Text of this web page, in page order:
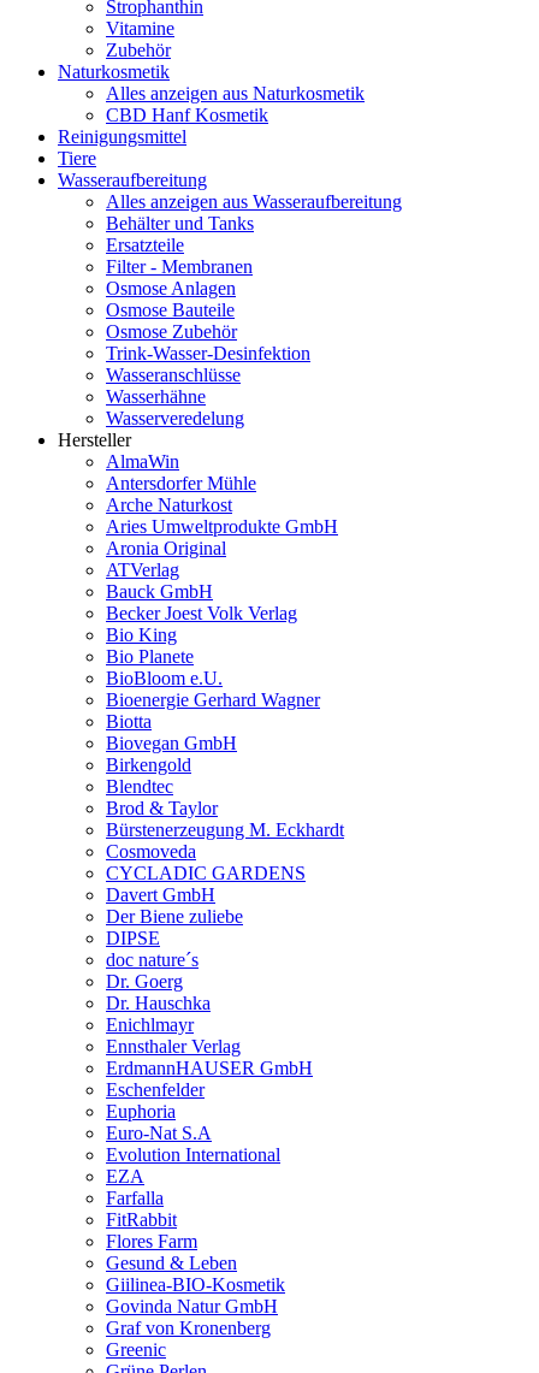
Strophanthin
Vitamine
Zubehör
Naturkosmetik
Alles anzeigen aus Naturkosmetik
CBD Hanf Kosmetik
Reinigungsmittel
Tiere
Wasseraufbereitung
Alles anzeigen aus Wasseraufbereitung
Behälter und Tanks
Ersatzteile
Filter - Membranen
Osmose Anlagen
Osmose Bauteile
Osmose Zubehör
Trink-Wasser-Desinfektion
Wasseranschlüsse
Wasserhähne
Wasserveredelung
Hersteller
AlmaWin
Antersdorfer Mühle
Arche Naturkost
Aries Umweltprodukte GmbH
Aronia Original
ATVerlag
Bauck GmbH
Becker Joest Volk Verlag
Bio King
Bio Planete
BioBloom e.U.
Bioenergie Gerhard Wagner
Biotta
Biovegan GmbH
Birkengold
Blendtec
Brod & Taylor
Bürstenerzeugung M. Eckhardt
Cosmoveda
CYCLADIC GARDENS
Davert GmbH
Der Biene zuliebe
DIPSE
doc nature´s
Dr. Goerg
Dr. Hauschka
Enichlmayr
Ennsthaler Verlag
ErdmannHAUSER GmbH
Eschenfelder
Euphoria
Euro-Nat S.A
Evolution International
EZA
Farfalla
FitRabbit
Flores Farm
Gesund & Leben
Giilinea-BIO-Kosmetik
Govinda Natur GmbH
Graf von Kronenberg
Greenic